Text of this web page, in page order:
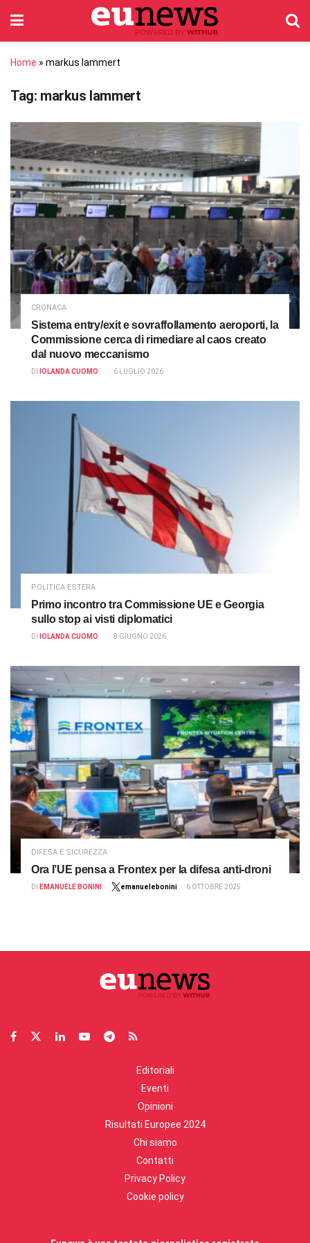
Home » markus lammert
Tag: markus lammert
CRONACA
Sistema entry/exit e sovraffollamento aeroporti, la
Commissione cerca di rimediare al caos creato
dal nuovo meccanismo
DI IOLANDA CUOMO 6 LUGLIO 2026
POLITICA ESTERA
Primo incontro tra Commissione UE e Georgia
sullo stop ai visti diplomatici
DI IOLANDA CUOMO 8 GIUGNO 2026
DIFESA E SICUREZZA
Ora l’UE pensa a Frontex per la difesa anti-droni
DI EMANUELE BONINI emanuelebonini 6 OTTOBRE 2025
Editoriali
Eventi
Opinioni
Risultati Europee 2024
Chi siamo
Contatti
Privacy Policy
Cookie policy